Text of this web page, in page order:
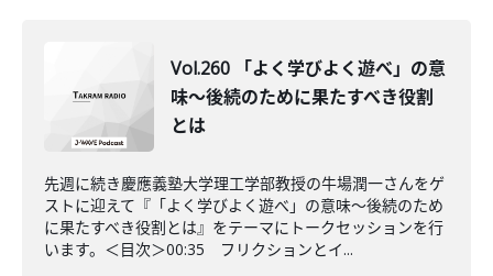
Vol.260 「よく学びよく遊べ」の意
味〜後続のために果たすべき役割
とは
先週に続き慶應義塾大学理工学部教授の牛場潤一さんをゲ
ストに迎えて『「よく学びよく遊べ」の意味〜後続のため
に果たすべき役割とは』をテーマにトークセッションを行
います。＜目次＞00:35 フリクションとイ...